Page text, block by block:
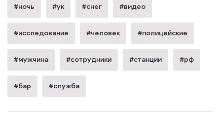
#ночь #ук #снег #видео
#исследование #человек #полицейские
#мужчина #сотрудники #станции #рф
#бар #служба